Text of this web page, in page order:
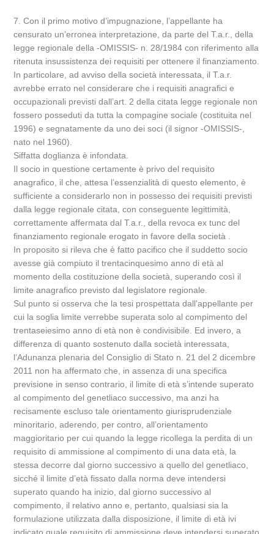
7. Con il primo motivo d’impugnazione, l’appellante ha
censurato un’erronea interpretazione, da parte del T.a.r., della
legge regionale della -OMISSIS- n. 28/1984 con riferimento alla
ritenuta insussistenza dei requisiti per ottenere il finanziamento.
In particolare, ad avviso della società interessata, il T.a.r.
avrebbe errato nel considerare che i requisiti anagrafici e
occupazionali previsti dall’art. 2 della citata legge regionale non
fossero posseduti da tutta la compagine sociale (costituita nel
1996) e segnatamente da uno dei soci (il signor -OMISSIS-,
nato nel 1960).
Siffatta doglianza è infondata.
Il socio in questione certamente è privo del requisito
anagrafico, il che, attesa l’essenzialità di questo elemento, è
sufficiente a considerarlo non in possesso dei requisiti previsti
dalla legge regionale citata, con conseguente legittimità,
correttamente affermata dal T.a.r., della revoca ex tunc del
finanziamento regionale erogato in favore della società .
In proposito si rileva che è fatto pacifico che il suddetto socio
avesse già compiuto il trentacinquesimo anno di età al
momento della costituzione della società, superando così il
limite anagrafico previsto dal legislatore regionale.
Sul punto si osserva che la tesi prospettata dall’appellante per
cui la soglia limite verrebbe superata solo al compimento del
trentaseiesimo anno di età non è condivisibile. Ed invero, a
differenza di quanto sostenuto dalla società interessata,
l’Adunanza plenaria del Consiglio di Stato n. 21 del 2 dicembre
2011 non ha affermato che, in assenza di una specifica
previsione in senso contrario, il limite di età s’intende superato
al compimento del genetliaco successivo, ma anzi ha
recisamente escluso tale orientamento giurisprudenziale
minoritario, aderendo, per contro, all’orientamento
maggioritario per cui quando la legge ricollega la perdita di un
requisito di ammissione al compimento di una data età, la
stessa decorre dal giorno successivo a quello del genetliaco,
sicché il limite d’età fissato dalla norma deve intendersi
superato quando ha inizio, dal giorno successivo al
compimento, il relativo anno e, pertanto, qualsiasi sia la
formulazione utilizzata dalla disposizione, il limite di età ivi